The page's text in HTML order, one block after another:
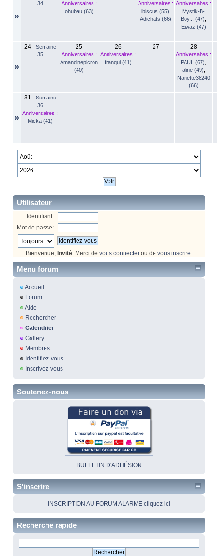
»
34
Anniversaires :
ohubau (63)
Anniversaires :
ibiscus (55),
Adichats (66)
Anniversaires :
Mystik-B-
Boy... (47),
Eiwaz (47)
»
24- Semaine
35
25
Anniversaires :
Amandinepicron
(40)
26
Anniversaires :
franqui (41)
27 28
Anniversaires :
PAUL (67),
aline (49),
Nanette38240
(66)
»
31 - Semaine
36
Anniversaires :
Micka (41)
Utilisateur
Identifiant:
Mot de passe:
Bienvenue, Invité. Merci de vous connecter ou de vous inscrire.
Menu forum
Accueil
Forum
Aide
Rechercher
Calendrier
Gallery
Membres
Identifiez-vous
Inscrivez-vous
Soutenez-nous
BULLETIN D'ADHÉSION
S'inscrire
INSCRIPTION AU FORUM ALARME cliquez ici
Recherche rapide